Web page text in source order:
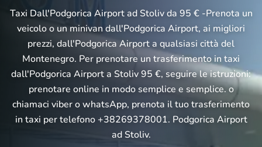
Taxi Dall'Podgorica Airport ad Stoliv da 95 € -Prenota un
veicolo o un minivan dall'Podgorica Airport, ai migliori
prezzi, dall'Podgorica Airport a qualsiasi città del
Montenegro. Per prenotare un trasferimento in taxi
dall'Podgorica Airport a Stoliv 95 €, seguire le istruzioni:
prenotare online in modo semplice e semplice. o
chiamaci viber o whatsApp, prenota il tuo trasferimento
in taxi per telefono +38269378001. Podgorica Airport
ad Stoliv.